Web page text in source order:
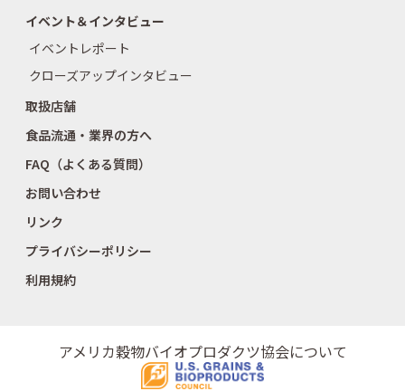
イベント＆インタビュー
イベントレポート
クローズアップインタビュー
取扱店舗
食品流通・業界の方へ
FAQ（よくある質問）
お問い合わせ
リンク
プライバシーポリシー
利用規約
アメリカ穀物バイオプロダクツ協会について